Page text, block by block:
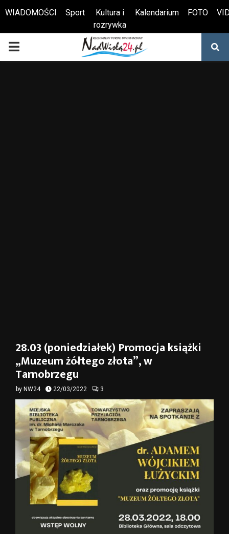
Otwórz pasek narzędzi
WIADOMOŚCI Sport
Kultura i
rozrywka
Kalendarium FOTO
PRIMARY
28.03 (poniedziałek) Promocja książki
„Muzeum żółtego złota”, w
Tarnobrzegu
by NW24 22/03/2022 3